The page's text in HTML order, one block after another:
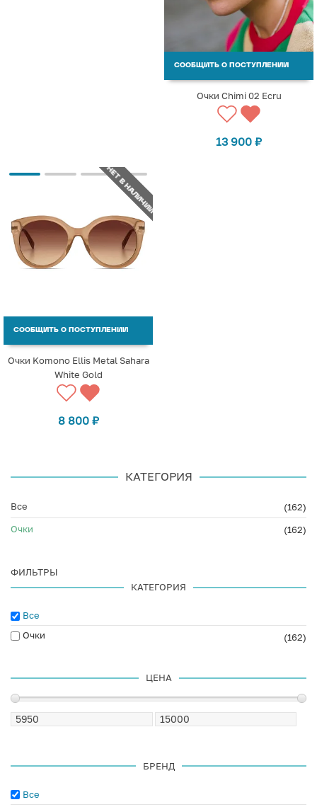
СООБЩИТЬ О ПОСТУПЛЕНИИ
Очки Chimi 02 Ecru
13 900 ₽
НЕТ В НАЛИЧИИ
СООБЩИТЬ О ПОСТУПЛЕНИИ
Очки Komono Ellis Metal Sahara
White Gold
8 800 ₽
КАТЕГОРИЯ
Все
(162)
Очки
(162)
ФИЛЬТРЫ
КАТЕГОРИЯ
Все
Очки
(162)
ЦЕНА
БРЕНД
Все